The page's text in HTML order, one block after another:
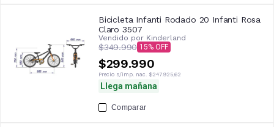
Bicicleta Infanti Rodado 20 Infanti Rosa
Claro 3507
Vendido por Kinderland
$349.990 15
$299.990
Precio s/imp. nac. $247.925,62
Llega mañana
Comparar